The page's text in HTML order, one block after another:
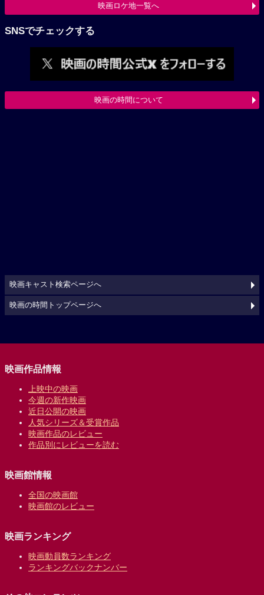
映画ロケ地一覧へ
SNSでチェックする
映画の時間について
映画キャスト検索ページへ
映画の時間トップページへ
映画作品情報
上映中の映画
今週の新作映画
近日公開の映画
人気シリーズ＆受賞作品
映画作品のレビュー
作品別にレビューを読む
映画館情報
全国の映画館
映画館のレビュー
映画ランキング
映画動員数ランキング
ランキングバックナンバー